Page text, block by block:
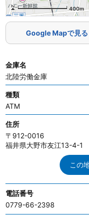
400m
Google Mapで見る
金庫名
北陸労働金庫
種類
ATM
住所
〒912-0016
福井県大野市友江13-4-1
この
電話番号
0779-66-2398